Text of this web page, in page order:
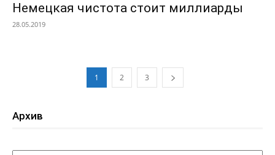
Немецкая чистота стоит миллиарды
28.05.2019
1 2 3
Архив
Архив